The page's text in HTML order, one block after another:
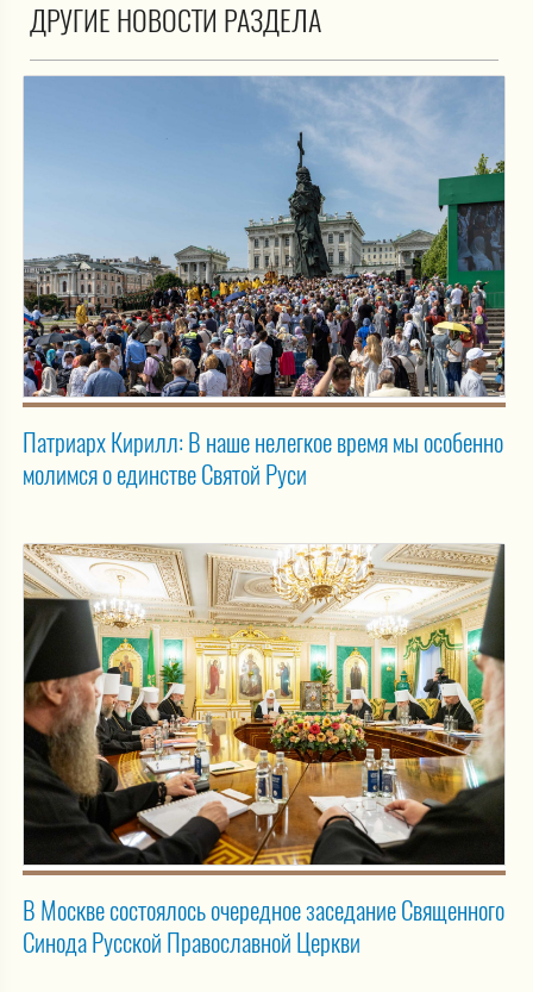
ДРУГИЕ НОВОСТИ РАЗДЕЛА
Патриарх Кирилл: В наше нелегкое время мы особенно
молимся о единстве Святой Руси
В Москве состоялось очередное заседание Священного
Синода Русской Православной Церкви